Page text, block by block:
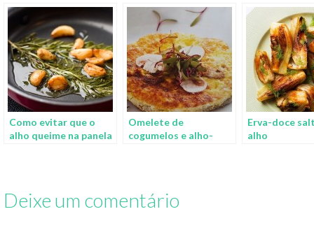
Como evitar que o
alho queime na panela
Omelete de
cogumelos e alho-
Erva-doce
alho
Deixe um comentário